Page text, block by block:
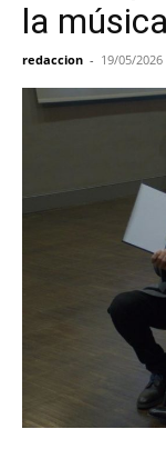
la
redaccion - 19/05/2026